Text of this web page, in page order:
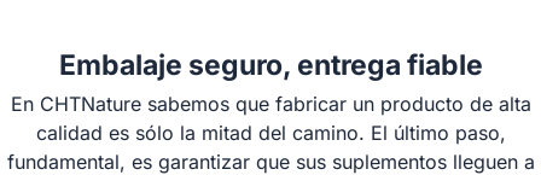
Embalaje seguro, entrega fiable
En CHTNature sabemos que fabricar un producto de alta
calidad es sólo la mitad del camino. El último paso,
fundamental, es garantizar que sus suplementos lleguen a